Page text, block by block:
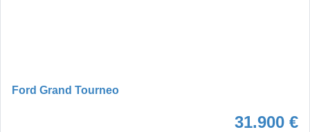
Ford Grand Tourneo
31.900 €